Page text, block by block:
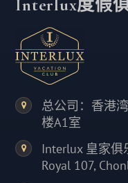
Interlux度假
总公司：香港
楼A1室
Interlux 皇家俱
Royal 107,